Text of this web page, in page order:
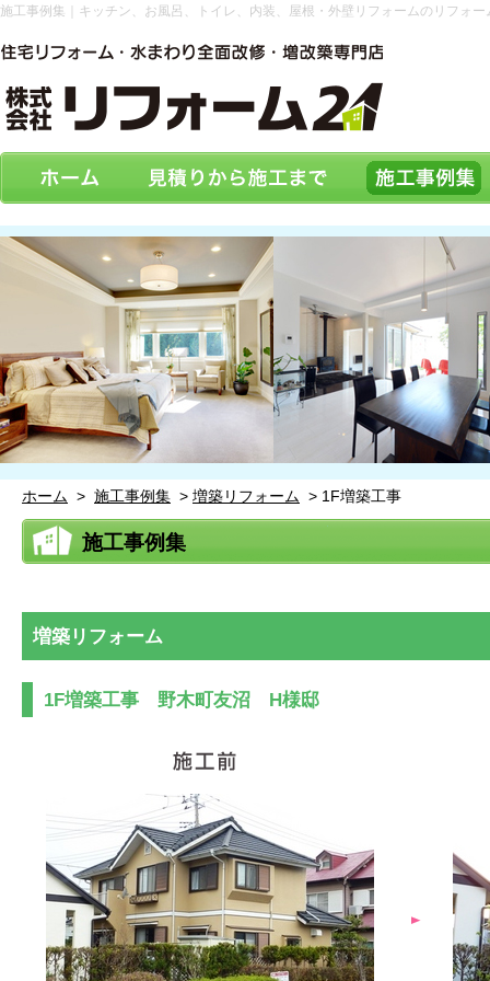
施工事例集｜キッチン、お風呂、トイレ、内装、屋根・外壁リフォームのリフォ
ホーム > 施工事例集 > 増築リフォーム > 1F増築工事
施工事例集
増築リフォーム
1F増築工事 野木町友沼 H様邸